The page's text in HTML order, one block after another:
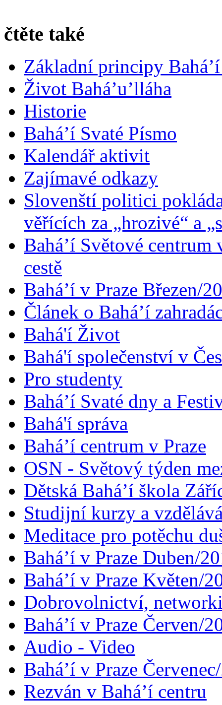
čtěte také
Základní principy
Život Bahá’u’lláha
Historie
Bahá’í Svaté Písmo
Kalendář aktivit
Zajímavé odkazy
Slovenští politici
věřících za „hrozivé“ a
Bahá’í Světové
cestě
Bahá’í v Praze Březen/
Článek o Bahá’í
Bahá'í Život
Bahá'í společenství v
Pro studenty
Bahá’í Svaté dny a
Bahá'í správa
Bahá’í centrum v Praze
OSN - Světový týden
Dětská Bahá’í škola
Studijní kurzy a
Meditace pro potěchu
Bahá’í v Praze Duben/
Bahá’í v Praze Květen/
Dobrovolnictví,
Bahá’í v Praze Červen/
Audio - Video
Bahá’í v Praze
Rezván v Bahá’í centru